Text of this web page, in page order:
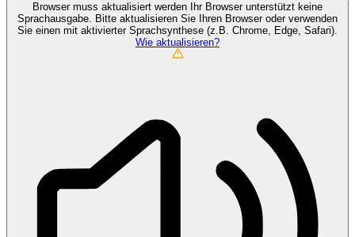
Browser muss aktualisiert werden
Ihr Browser unterstützt keine
Sprachausgabe. Bitte aktualisieren Sie Ihren Browser oder verwenden
Sie einen mit aktivierter Sprachsynthese (z.B. Chrome, Edge, Safari).
Wie aktualisieren?